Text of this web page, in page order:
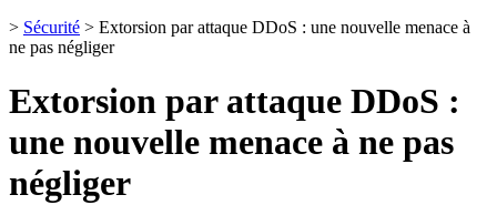
> Sécurité > Extorsion par attaque DDoS : une nouvelle menace à
ne pas négliger
Extorsion par attaque DDoS :
une nouvelle menace à ne pas
négliger